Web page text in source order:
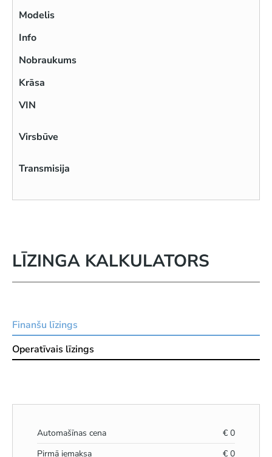
Modelis
Info
Nobraukums
Krāsa
VIN
Virsbūve
Transmisija
LĪZINGA KALKULATORS
Finanšu līzings
Operatīvais līzings
Automašīnas cena € 0
Pirmā iemaksa
€ 0